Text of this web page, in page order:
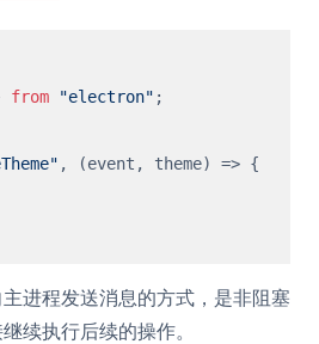
from "electron" ;
, (event, theme) => {
进程发送消息的方式，是非阻塞
续执行后续的操作。